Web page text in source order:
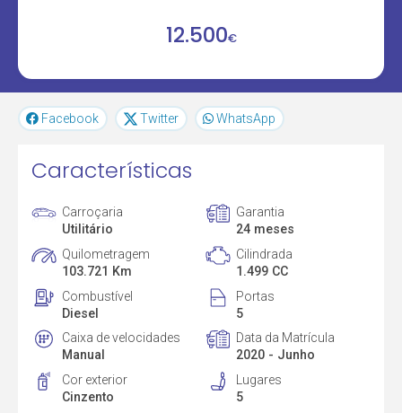
12.500€
Facebook Twitter WhatsApp
Características
Carroçaria
Utilitário
Garantia
24 meses
Quilometragem
103.721 Km
Cilindrada
1.499 CC
Combustível
Diesel
Portas
5
Caixa de velocidades
Manual
Data da Matrícula
2020 - Junho
Cor exterior
Cinzento
Lugares
5